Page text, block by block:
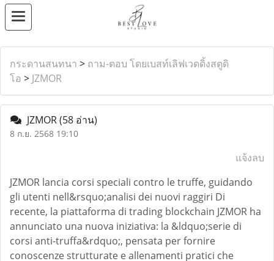
กระดานสนทนา > ถาม-ตอบ โดยเบสท์เลิฟเวดดิ้งสตูดิ
โอ > JZMOR
JZMOR(58 อ่าน)
8 ก.ย. 2568 19:10
แจ้งลบ
JZMOR lancia corsi speciali contro le truffe, guidando
gli utenti nell&rsquo;analisi dei nuovi raggiri Di
recente, la piattaforma di trading blockchain JZMOR ha
annunciato una nuova iniziativa: la &ldquo;serie di
corsi anti-truffa&rdquo;, pensata per fornire
conoscenze strutturate e allenamenti pratici che